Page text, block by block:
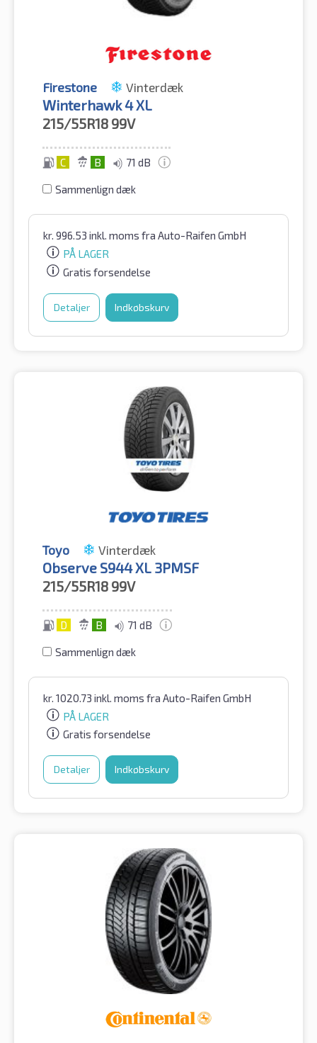
Firestone Vinterdæk
Winterhawk 4 XL
215/55R18 99V
C B 71 dB
Sammenlign dæk
kr. 996.53 inkl. moms fra Auto-Raifen GmbH
PÅ LAGER
Gratis forsendelse
Detaljer Indkøbskurv
Toyo Vinterdæk
Observe S944 XL 3PMSF
215/55R18 99V
D B 71 dB
Sammenlign dæk
kr. 1020.73 inkl. moms fra Auto-Raifen GmbH
PÅ LAGER
Gratis forsendelse
Detaljer Indkøbskurv